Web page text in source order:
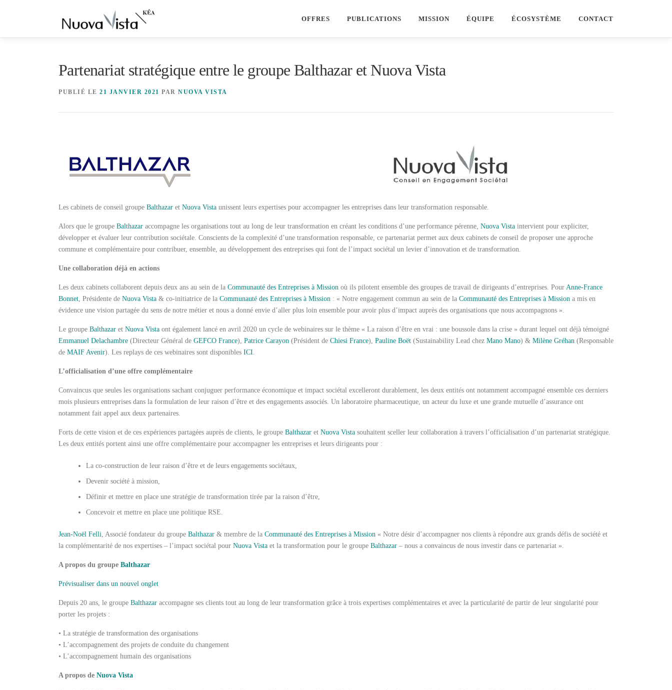
OFFRES PUBLICATIONS MISSION ÉQUIPE ÉCOSYSTÈME CONTACT
Partenariat stratégique entre le groupe Balthazar et Nuova Vista
PUBLIÉ LE 21 JANVIER 2021 PAR NUOVA VISTA
Les cabinets de conseil groupe Balthazar et Nuova Vista unissent leurs expertises pour accompagner les entreprises dans leur transformation responsable.
Alors que le groupe Balthazar accompagne les organisations tout au long de leur transformation en créant les conditions d’une performance pérenne, Nuova Vista intervient pour expliciter,
développer et évaluer leur contribution sociétale. Conscients de la complexité d’une transformation responsable, ce partenariat permet aux deux cabinets de conseil de proposer une approche
commune et complémentaire pour contribuer, ensemble, au développement des entreprises qui font de l’impact sociétal un levier d’innovation et de transformation.
Une collaboration déjà en actions
Les deux cabinets collaborent depuis deux ans au sein de la Communauté des Entreprises à Mission où ils pilotent ensemble des groupes de travail de dirigeants d’entreprises. Pour Anne-France
Bonnet, Présidente de Nuova Vista & co-initiatrice de la Communauté des Entreprises à Mission : « Notre engagement commun au sein de la Communauté des Entreprises à Mission a mis en
évidence une vision partagée du sens de notre métier et nous a donné envie d’aller plus loin ensemble pour avoir plus d’impact auprès des organisations que nous accompagnons ».
Le groupe Balthazar et Nuova Vista ont également lancé en avril 2020 un cycle de webinaires sur le thème « La raison d’être en vrai : une boussole dans la crise » durant lequel ont déjà témoigné
Emmanuel Delachambre (Directeur Général de GEFCO France), Patrice Carayon (Président de Chiesi France), Pauline Boët (Sustainability Lead chez Mano Mano) & Milène Gréhan (Responsable
de MAIF Avenir). Les replays de ces webinaires sont disponibles ICI.
L’officialisation d’une offre complémentaire
Convaincus que seules les organisations sachant conjuguer performance économique et impact sociétal excelleront durablement, les deux entités ont notamment accompagné ensemble ces derniers
mois plusieurs entreprises dans la formulation de leur raison d’être et des engagements associés. Un laboratoire pharmaceutique, un acteur du luxe et une grande mutuelle d’assurance ont
notamment fait appel aux deux partenaires.
Forts de cette vision et de ces expériences partagées auprès de clients, le groupe Balthazar et Nuova Vista souhaitent sceller leur collaboration à travers l’officialisation d’un partenariat stratégique.
Les deux entités portent ainsi une offre complémentaire pour accompagner les entreprises et leurs dirigeants pour :
La co-construction de leur raison d’être et de leurs engagements sociétaux,
Devenir société à mission,
Définir et mettre en place une stratégie de transformation tirée par la raison d’être,
Concevoir et mettre en place une politique RSE.
Jean-Noël Felli, Associé fondateur du groupe Balthazar & membre de la Communauté des Entreprises à Mission « Notre désir d’accompagner nos clients à répondre aux grands défis de société et
la complémentarité de nos expertises – l’impact sociétal pour Nuova Vista et la transformation pour le groupe Balthazar – nous a convaincus de nous investir dans ce partenariat ».
A propos du groupe Balthazar
Prévisualiser dans un nouvel onglet
Depuis 20 ans, le groupe Balthazar accompagne ses clients tout au long de leur transformation grâce à trois expertises complémentaires et avec la particularité de partir de leur singularité pour
porter les projets :
• La stratégie de transformation des organisations
• L’accompagnement des projets de conduite du changement
• L’accompagnement humain des organisations
A propos de Nuova Vista